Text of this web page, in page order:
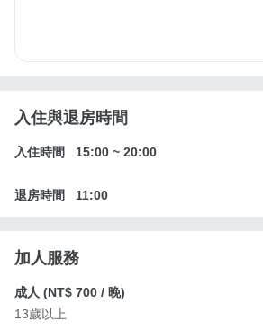
入住與退房時間
入住時間 15:00 ~ 20:00
退房時間 11:00
加人服務
成人 (NT$ 700 / 晚)
13歲以上